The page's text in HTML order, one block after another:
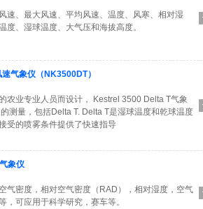
速、最大风速、平均风速、温度、风寒、相对湿
度、湿球温度、大气压和海拔高度。
气象仪（NK3500DT）
农业专业人员而设计， Kestrel 3500 Delta T气象
测量，包括Delta T. Delta T是湿球温度和乾球温度
受的喷雾条件提供了快速指导
象仪
气密度，相对空气密度（RAD），相对湿度，空气
，可应用于科学研究，赛车等。